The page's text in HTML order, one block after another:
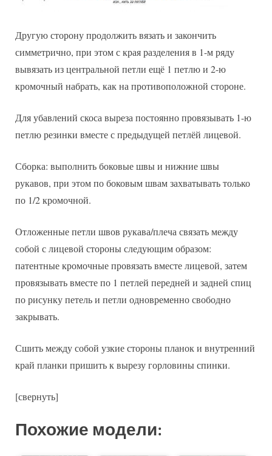
Другую сторону продолжить вязать и закончить
симметрично, при этом с края разделения в 1-м ряду
вывязать из центральной петли ещё 1 петлю и 2-ю
кромочный набрать, как на противоположной стороне.
Для убавлений скоса выреза постоянно провязывать 1-ю
петлю резинки вместе с предыдущей петлёй лицевой.
Сборка: выполнить боковые швы и нижние швы
рукавов, при этом по боковым швам захватывать только
по 1/2 кромочной.
Отложенные петли швов рукава/плеча связать между
собой с лицевой стороны следующим образом:
патентные кромочные провязать вместе лицевой, затем
провязывать вместе по 1 петлей передней и задней спиц
по рисунку петель и петли одновременно свободно
закрывать.
Сшить между собой узкие стороны планок и внутренний
край планки пришить к вырезу горловины спинки.
[свернуть]
Похожие модели: